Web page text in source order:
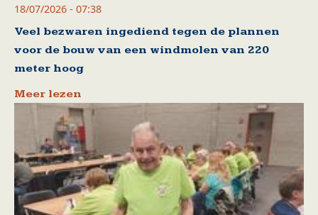
18/07/2026 - 07:38
Veel bezwaren ingediend tegen de plannen
voor de bouw van een windmolen van 220
meter hoog
Meer lezen